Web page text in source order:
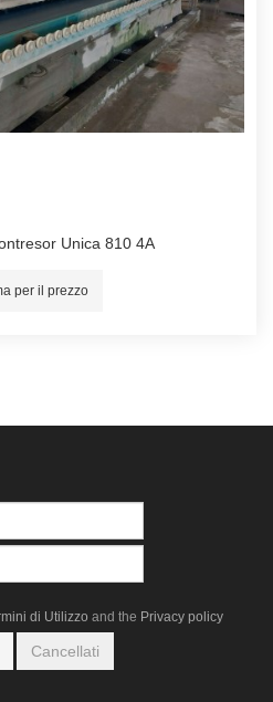
Unica 810 4A
per il prezzo
di Utilizzo and the Privacy policy